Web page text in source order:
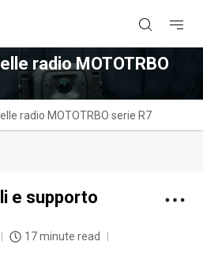
radio MOTOTRBO
radio MOTOTRBO serie R7
e supporto
17 minute read